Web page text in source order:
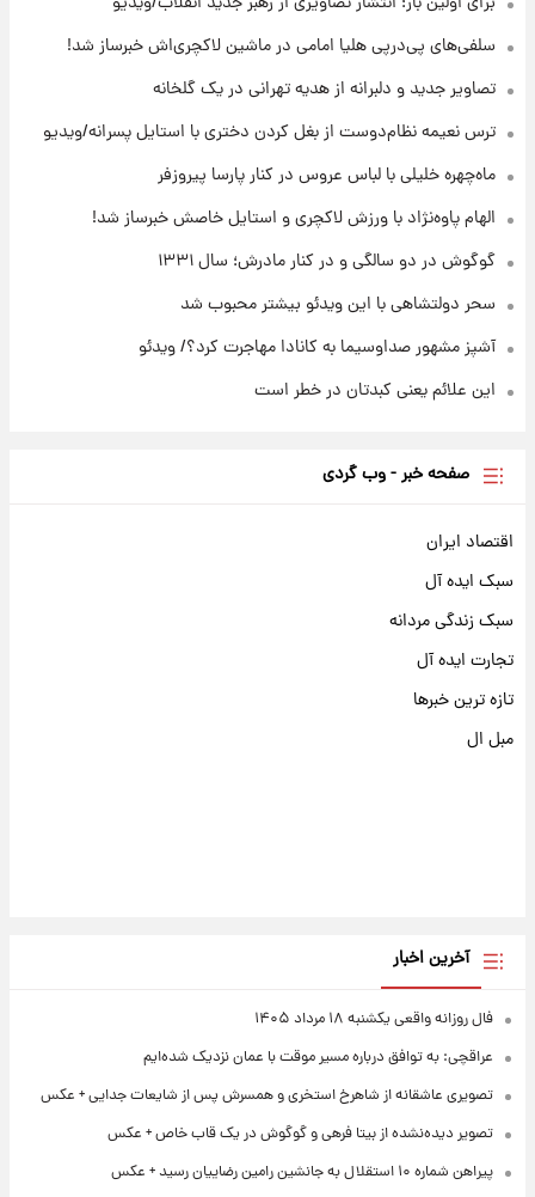
۱۶ ساعت پیش
با قدرتمندترین و بادوام ترین تانک جهان آشنا
شوید+ فیلم
۱۶ ساعت پیش
سلفی‌های پی‌درپی هلیا امامی در ماشین لاکچری‌اش خبرساز شد!
تصاویر جدید و دلبرانه از هدیه تهرانی در یک گلخانه
ترس نعیمه نظام‌دوست از بغل کردن دختری با استایل پسرانه/ویدیو
ماه‌چهره خلیلی با لباس عروس در کنار پارسا پیروزفر
الهام پاوه‌نژاد با ورزش لاکچری و استایل خاصش خبرساز شد!
گوگوش در دو سالگی و در کنار مادرش؛ سال ۱۳۳۱
سحر دولتشاهی با این ویدئو بیشتر محبوب شد
آشپز مشهور صداوسیما به کانادا مهاجرت کرد؟/ ویدئو
این علائم یعنی کبدتان در خطر است
صفحه خبر - وب گردی
اقتصاد ایران
سبک ایده آل
سبک زندگی مردانه
تجارت ایده آل
تازه ترین خبرها
مبل ال
آخرین اخبار
فال روزانه واقعی یکشنبه ۱۸ مرداد ۱۴۰۵
عراقچی: به توافق درباره مسیر موقت با عمان نزدیک شده‌ایم
تصویری عاشقانه از شاهرخ استخری و همسرش پس از شایعات جدایی + عکس
تصویر دیده‌نشده از بیتا فرهی و گوگوش در یک قاب خاص + عکس
پیراهن شماره ۱۰ استقلال به جانشین رامین رضاییان رسید + عکس